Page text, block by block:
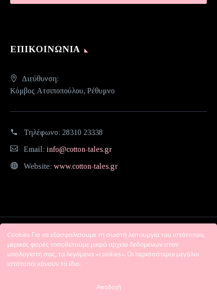
ΕΠΙΚΟΙΝΩΝΊΑ
Διεύθυνση:
Κόμβος Ατσιποπούλου, Ρέθυμνο
Τηλέφωνο: 28310 23338
Email: info@cotton-tales.gr
Website: www.cotton-tales.gr
Cookies Για να εξασφαλίσουμε τη σωστή λειτουργία του ιστότοπου,
μερικές φορές τοποθετούμε μικρά αρχεία δεδομένων στον
υπολογιστή σας, τα λεγόμενα «cookies». Οι περισσότεροι μεγάλοι
ιστότοποι κάνουν το ίδιο.
Αποδοχή